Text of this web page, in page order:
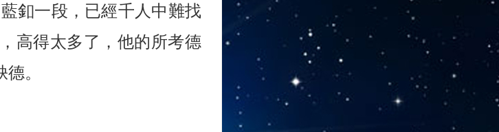
釦一段，已經千人中難找
高得太多了，他的所考德
。